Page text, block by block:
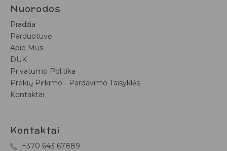
Nuorodos
Pradžia
Parduotuvė
Apie Mus
DUK
Privatumo Politika
Prekių Pirkimo - Pardavimo Taisyklės
Kontaktai
Kontaktai
+370 643 67889